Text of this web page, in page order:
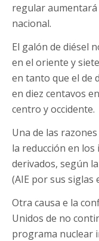
regular
nacional.
El galón de diésel
en el oriente y
en tanto que el de
en diez centavos
centro y occidente.
Una de las
la reducción en
derivados, según
(AIE por sus siglas
Otra causa e la
Unidos de no
programa nuclear